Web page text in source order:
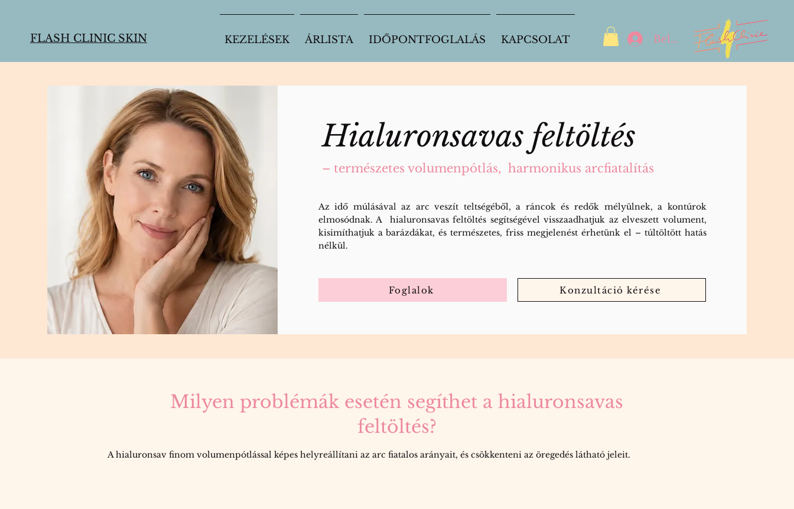
KEZELÉSEK ÁRLISTA IDŐPONTFOGLALÁS KAPCSOLAT
FLASH CLINIC SKIN Belépés
Hialuronsavas feltöltés
– természetes volumenpótlás, harmonikus arcfiatalítás
Az idő múlásával az arc veszít teltségéből, a ráncok és redők mélyülnek, a kontúrok
elmosódnak. A hialuronsavas feltöltés segítségével visszaadhatjuk az elveszett volument,
kisimíthatjuk a barázdákat, és természetes, friss megjelenést érhetünk el – túltöltött hatás
nélkül.
Foglalok Konzultáció kérése
Milyen problémák esetén segíthet a hialuronsavas
feltöltés?
A hialuronsav finom volumenpótlással képes helyreállítani az arc fiatalos arányait, és csökkenteni az öregedés látható jeleit.